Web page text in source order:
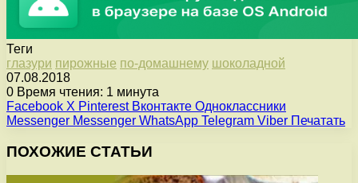
Теги
глазури пирожные по-домашнему шоколадной
07.08.2018
0 Время чтения: 1 минута
Facebook X Pinterest Вконтакте Одноклассники
Messenger Messenger WhatsApp Telegram Viber Печатать
ПОХОЖИЕ СТАТЬИ